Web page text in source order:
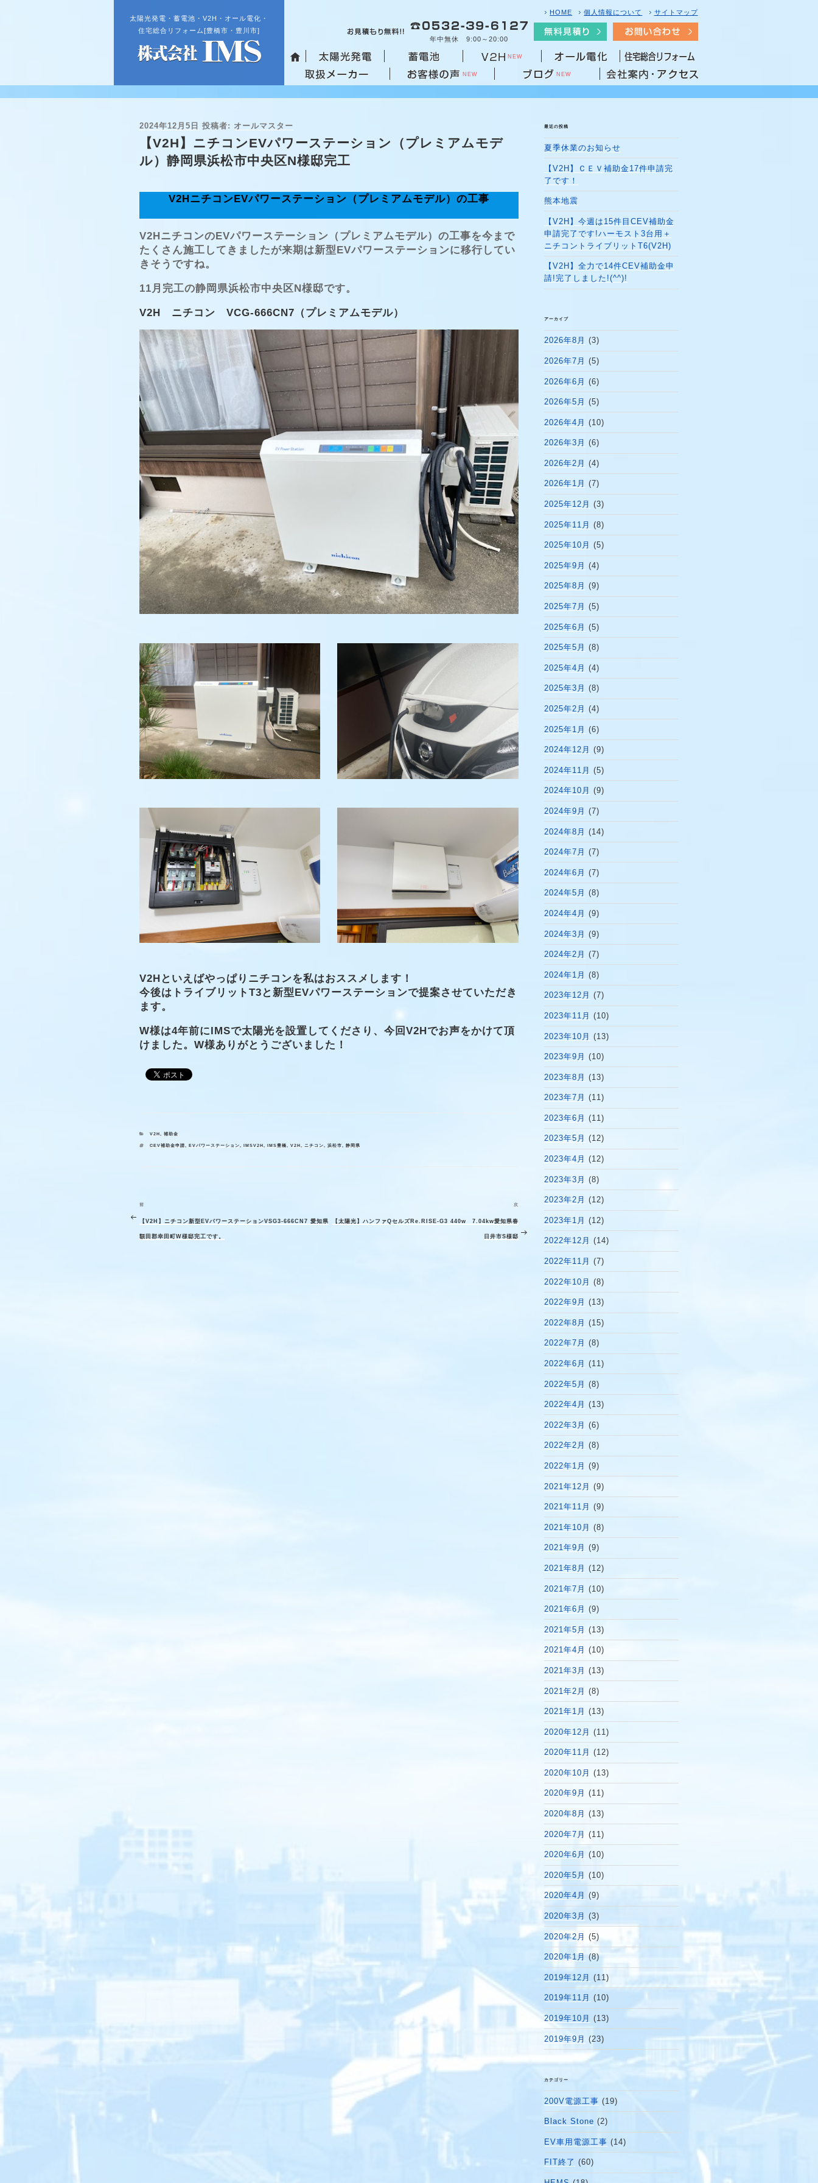
ン
ン
ツ
へ
ス
プ
太陽光発電・蓄電池・V2H・オール電化・
住宅総合リフォーム[豊橋市・豊川市]
HOME 個人情報について サイトマップ
年中無休 9:00～20:00
NEW
NEW NEW
投
2024年12月5日 投稿者: オールマスター
【V2H】ニチコンEVパワーステーション（プレミアムモデ
ル）静岡県浜松市中央区N様邸完工
V2HニチコンEVパワーステーション（プレミアムモデル）の工事
V2HニチコンのEVパワーステーション（プレミアムモデル）の工事を今まで
たくさん施工してきましたが来期は新型EVパワーステーションに移行してい
きそうですね。
11月完工の静岡県浜松市中央区N様邸です。
V2H ニチコン VCG-666CN7（プレミアムモデル）
V2Hといえばやっぱりニチコンを私はおススメします！
今後はトライブリットT3と新型EVパワーステーションで提案させていただき
ます。
W様は4年前にIMSで太陽光を設置してくださり、今回V2Hでお声をかけて頂
けました。W様ありがとうございました！
カ
ゴ
V2H ,補助金
タ
CEV補助金申請 ,EVパワーステーション ,IMSV2H ,IMS豊橋 ,V2H ニチコン ,浜松市 ,静岡県
投
稿
ナ
過
去
の
前
【V2H】ニチコン新型EVパワーステーションVSG3-666CN7 愛知県
額田郡幸田町W様邸完工です。
の
投
次
【太陽光】ハンファQセルズRe.RISE-G3 440w 7.04kw愛知県春
日井市S様邸
最近の投稿
夏季休業のお知らせ
【V2H】ＣＥＶ補助金17件申請完
了です！
熊本地震
【V2H】今週は15件目CEV補助金
申請完了です!ハーモスト3台用＋
ニチコントライブリットT6(V2H)
【V2H】全力で14件CEV補助金申
請!完了しました!(^^)!
アーカイブ
2026年8月 (3)
2026年7月 (5)
2026年6月 (6)
2026年5月 (5)
2026年4月 (10)
2026年3月 (6)
2026年2月 (4)
2026年1月 (7)
2025年12月 (3)
2025年11月 (8)
2025年10月 (5)
2025年9月 (4)
2025年8月 (9)
2025年7月 (5)
2025年6月 (5)
2025年5月 (8)
2025年4月 (4)
2025年3月 (8)
2025年2月 (4)
2025年1月 (6)
2024年12月 (9)
2024年11月 (5)
2024年10月 (9)
2024年9月 (7)
2024年8月 (14)
2024年7月 (7)
2024年6月 (7)
2024年5月 (8)
2024年4月 (9)
2024年3月 (9)
2024年2月 (7)
2024年1月 (8)
2023年12月 (7)
2023年11月 (10)
2023年10月 (13)
2023年9月 (10)
2023年8月 (13)
2023年7月 (11)
2023年6月 (11)
2023年5月 (12)
2023年4月 (12)
2023年3月 (8)
2023年2月 (12)
2023年1月 (12)
2022年12月 (14)
2022年11月 (7)
2022年10月 (8)
2022年9月 (13)
2022年8月 (15)
2022年7月 (8)
2022年6月 (11)
2022年5月 (8)
2022年4月 (13)
2022年3月 (6)
2022年2月 (8)
2022年1月 (9)
2021年12月 (9)
2021年11月 (9)
2021年10月 (8)
2021年9月 (9)
2021年8月 (12)
2021年7月 (10)
2021年6月 (9)
2021年5月 (13)
2021年4月 (10)
2021年3月 (13)
2021年2月 (8)
2021年1月 (13)
2020年12月 (11)
2020年11月 (12)
2020年10月 (13)
2020年9月 (11)
2020年8月 (13)
2020年7月 (11)
2020年6月 (10)
2020年5月 (10)
2020年4月 (9)
2020年3月 (3)
2020年2月 (5)
2020年1月 (8)
2019年12月 (11)
2019年11月 (10)
2019年10月 (13)
2019年9月 (23)
カテゴリー
200V電源工事 (19)
Black Stone (2)
EV車用電源工事 (14)
FIT終了 (60)